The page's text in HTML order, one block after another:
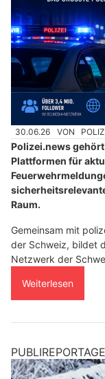
30.06.26 VON
Polizei.news
Plattformen für
Raum.
Gemeinsam mit
der Schweiz, bildet
Netzwerk der
Weiterlesen